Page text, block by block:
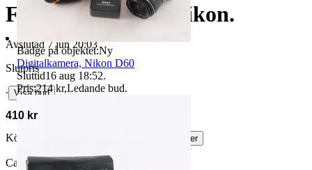
Förstoringslupp, Nikon.
Avslutad 7 jun 20:03
Slutpris
∙ Visa bud
410 kr
Köparskydd är valfritt hos företag.
Läs mer
Carabid vann auktionen
Badge på objektet:Ny
Digitalkamera, Nikon D60
Sluttid16 aug 18:52.
Pris:214 kr,Ledande bud.